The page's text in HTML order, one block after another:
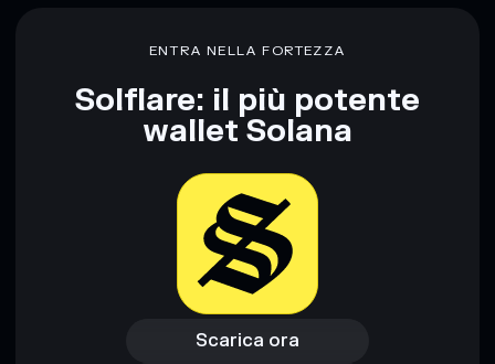
ENTRA NELLA FORTEZZA
Solflare: il più potente
wallet Solana
Scarica ora
Scarica ora
Accedi al wallet